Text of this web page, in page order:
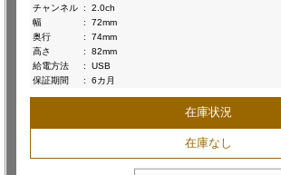
チャンネル :
2.0ch
幅
:
72mm
奥行
:
74mm
高さ
:
82mm
給電方法
:
USB
保証期間
: 6カ月
在庫状況
在庫なし